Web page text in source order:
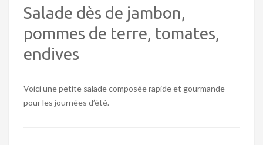
Salade dès de jambon,
pommes de terre, tomates,
endives
Voici une petite salade composée rapide et gourmande
pour les journées d’été.